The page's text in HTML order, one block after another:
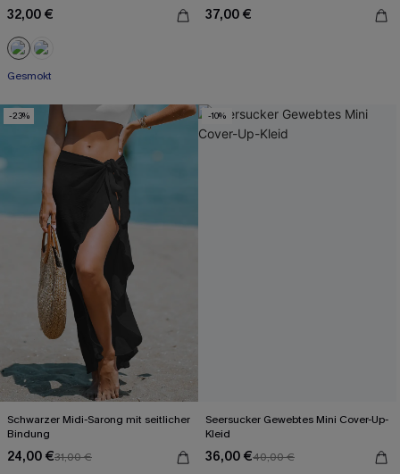
32,00 €
Gesmokt
37,00 €
-23%
Schwarzer Midi-Sarong mit seitlicher
Bindung
24,00 €31,00 €
-10%
Seersucker Gewebtes Mini Cover-Up-
Kleid
36,00 €40,00 €